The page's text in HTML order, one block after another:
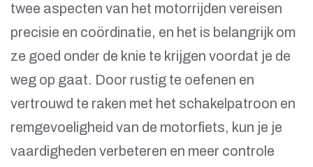
twee aspecten van het motorrijden vereisen
precisie en coördinatie, en het is belangrijk om
ze goed onder de knie te krijgen voordat je de
weg op gaat. Door rustig te oefenen en
vertrouwd te raken met het schakelpatroon en
remgevoeligheid van de motorfiets, kun je je
vaardigheden verbeteren en meer controle